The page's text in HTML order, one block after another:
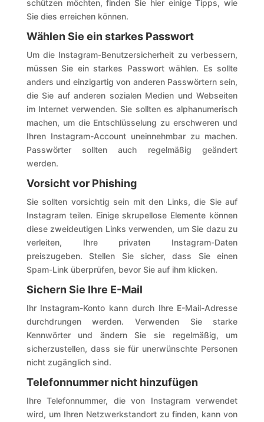
schützen möchten, finden Sie hier einige Tipps, wie
Sie dies erreichen können.
Wählen Sie ein starkes Passwort
Um die Instagram-Benutzersicherheit zu verbessern,
müssen Sie ein starkes Passwort wählen. Es sollte
anders und einzigartig von anderen Passwörtern sein,
die Sie auf anderen sozialen Medien und Webseiten
im Internet verwenden. Sie sollten es alphanumerisch
machen, um die Entschlüsselung zu erschweren und
Ihren Instagram-Account uneinnehmbar zu machen.
Passwörter sollten auch regelmäßig geändert
werden.
Vorsicht vor Phishing
Sie sollten vorsichtig sein mit den Links, die Sie auf
Instagram teilen. Einige skrupellose Elemente können
diese zweideutigen Links verwenden, um Sie dazu zu
verleiten, Ihre privaten Instagram-Daten
preiszugeben. Stellen Sie sicher, dass Sie einen
Spam-Link überprüfen, bevor Sie auf ihm klicken.
Sichern Sie Ihre E-Mail
Ihr Instagram-Konto kann durch Ihre E-Mail-Adresse
durchdrungen werden. Verwenden Sie starke
Kennwörter und ändern Sie sie regelmäßig, um
sicherzustellen, dass sie für unerwünschte Personen
nicht zugänglich sind.
Telefonnummer nicht hinzufügen
Ihre Telefonnummer, die von Instagram verwendet
wird, um Ihren Netzwerkstandort zu finden, kann von